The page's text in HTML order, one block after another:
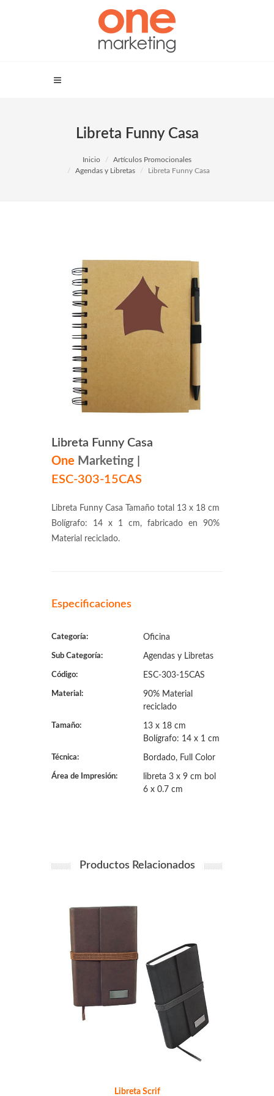
Libreta Funny Casa
Inicio
Artículos Promocionales
Agendas y Libretas
Libreta Funny Casa
Libreta Funny Casa
One Marketing
ESC-303-15CAS
Libreta Funny Casa Tamaño total 13 x 18 cm
Bolígrafo: 14 x 1 cm, fabricado en 90%
Material reciclado.
Especificaciones
Categoría: Oficina
Sub Categoría: Agendas y Libretas
Código: ESC-303-15CAS
Material:
90% Material
reciclado
Tamaño:
13 x 18 cm
Bolígrafo: 14 x 1 cm
Técnica: Bordado, Full Color
Área de Impresión:
libreta 3 x 9 cm bol
6 x 0.7 cm
Productos Relacionados
Libreta Scrif